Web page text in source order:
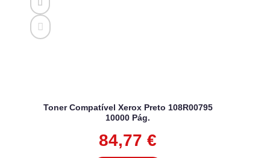
Toner Compatível Xerox Preto 108R00795
10000 Pág.
84,77 €